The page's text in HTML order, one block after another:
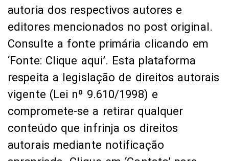
autoria dos respectivos autores e
editores mencionados no post original.
Consulte a fonte primária clicando em
‘Fonte: Clique aqui’. Esta plataforma
respeita a legislação de direitos autorais
vigente (Lei nº 9.610/1998) e
compromete-se a retirar qualquer
conteúdo que infrinja os direitos
autorais mediante notificação